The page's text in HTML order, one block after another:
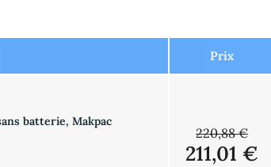
Prix
batterie, Makpac
220,88 €
211,01 €